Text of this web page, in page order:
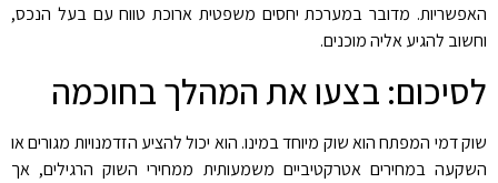
האפשריות. מדובר במערכת יחסים משפטית ארוכת טווח עם בעל הנכס,
וחשוב להגיע אליה מוכנים.
לסיכום: בצעו את המהלך בחוכמה
שוק דמי המפתח הוא שוק מיוחד במינו. הוא יכול להציע הזדמנויות מגורים או
השקעה במחירים אטרקטיביים משמעותית ממחירי השוק הרגילים, אך